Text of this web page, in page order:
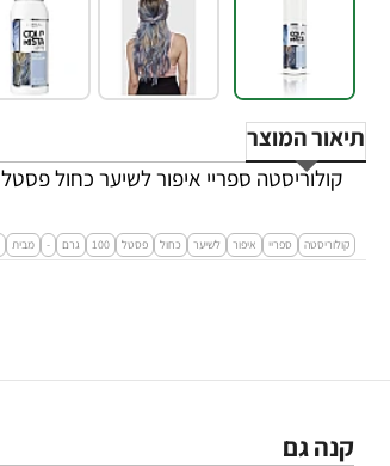
תיאור המוצר
קולוריסטה ספריי איפור לשיער כחול פסטל 100 גרם - מבית L'OREAL PARIS
קולוריסטה ספריי איפור לשיער כחול פסטל 100 גרם - מבית
קנה גם